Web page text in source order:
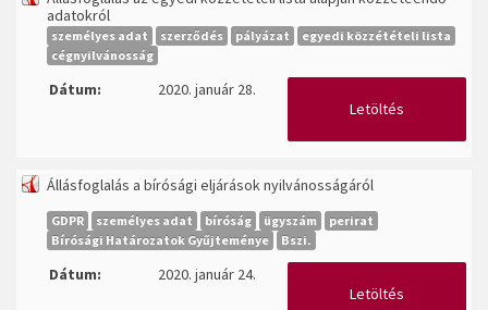
adatokról
személyes adat szerződés pályázat
egyedi közzétételi lista
cégnyilvánosság
Dátum:
2020. január 28.
Letöltés
Állásfoglalás a bírósági eljárások nyilvánosságáról
GDPR személyes adat bíróság ügyszám
perirat
Bírósági Határozatok Gyűjteménye
Bszi.
Dátum:
2020. január 24.
Letöltés